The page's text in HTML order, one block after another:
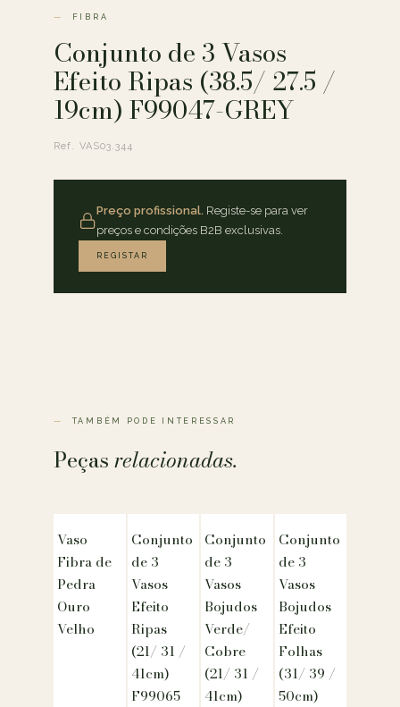
FIBRA
Conjunto de 3 Vasos
Efeito Ripas (38.5/ 27.5 /
19cm) F99047-GREY
Ref. VAS03.344
Preço profissional. Registe-se para ver
preços e condições B2B exclusivas.
REGISTAR
TAMBÉM PODE INTERESSAR
Peçasrelacionadas.
Vaso
Fibra de
Pedra
Ouro
Velho
Conjunto
de 3
Vasos
Efeito
Ripas
(21/ 31 /
41cm)
F99065
Conjunto
de 3
Vasos
Bojudos
Verde/
Cobre
(21/ 31 /
41cm)
Conjunto
de 3
Vasos
Bojudos
Efeito
Folhas
(31/ 39 /
50cm)